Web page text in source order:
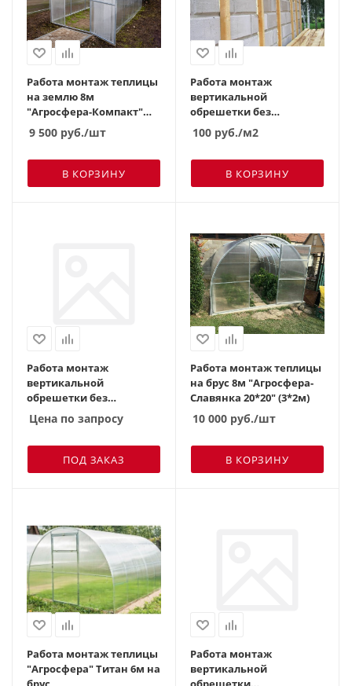
Работа монтаж теплицы
на землю 8м
"Агросфера-Компакт"
(2,04*2м)
9 500 руб./шт
В КОРЗИНУ
Работа монтаж
вертикальной
обрешетки без
выравнивания на
дерево
100 руб./м2
В КОРЗИНУ
Работа монтаж
вертикальной
обрешетки без
выравнивания на
кирпич\бетон
Цена по запросу
ПОД ЗАКАЗ
Работа монтаж теплицы
на брус 8м "Агросфера-
Славянка 20*20" (3*2м)
10 000 руб./шт
В КОРЗИНУ
Работа монтаж теплицы
"Агросфера" Титан 6м на
Работа монтаж
вертикальной